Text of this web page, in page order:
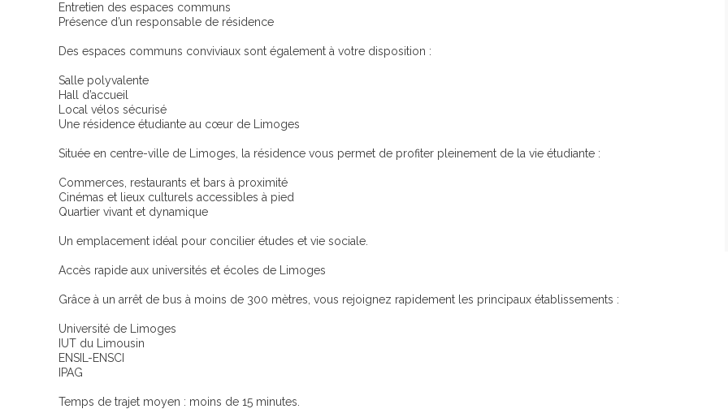
Entretien des espaces communs
Présence d’un responsable de résidence
Des espaces communs conviviaux sont également à votre disposition :
Salle polyvalente
Hall d’accueil
Local vélos sécurisé
Une résidence étudiante au cœur de Limoges
Située en centre-ville de Limoges, la résidence vous permet de profiter pleinement de la vie étudiante :
Commerces, restaurants et bars à proximité
Cinémas et lieux culturels accessibles à pied
Quartier vivant et dynamique
Un emplacement idéal pour concilier études et vie sociale.
Accès rapide aux universités et écoles de Limoges
Grâce à un arrêt de bus à moins de 300 mètres, vous rejoignez rapidement les principaux établissements :
Université de Limoges
IUT du Limousin
ENSIL-ENSCI
IPAG
Temps de trajet moyen : moins de 15 minutes.